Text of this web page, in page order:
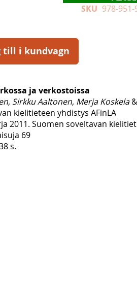
SKU 978-951-
till i kundvagn
ja verkostoissa
Sirkku Aaltonen, Merja Koskela&
kielitieteen yhdistys AFinLA
2011. Suomen soveltavan
69
s.